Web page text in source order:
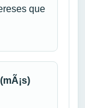
que